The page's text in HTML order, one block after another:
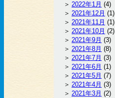
2022年1月 (4)
2021年12月 (1)
2021年11月 (1)
2021年10月 (2)
2021年9月 (3)
2021年8月 (8)
2021年7月 (3)
2021年6月 (1)
2021年5月 (7)
2021年4月 (3)
2021年3月 (2)